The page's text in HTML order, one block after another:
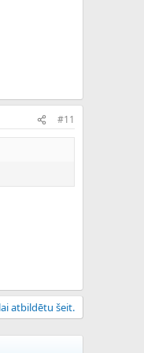
#11
atbildētu šeit.